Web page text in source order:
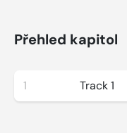
Přehled kapitol
1 Track 1